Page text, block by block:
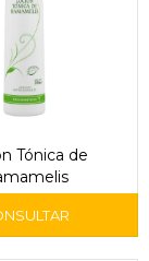
Tónica de